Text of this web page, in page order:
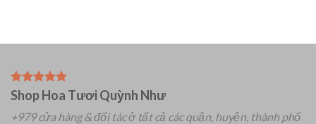
Shop Hoa Tươi Quỳnh Như
+979 cửa hàng & đối tác ở tất cả các quận, huyện, thành phố